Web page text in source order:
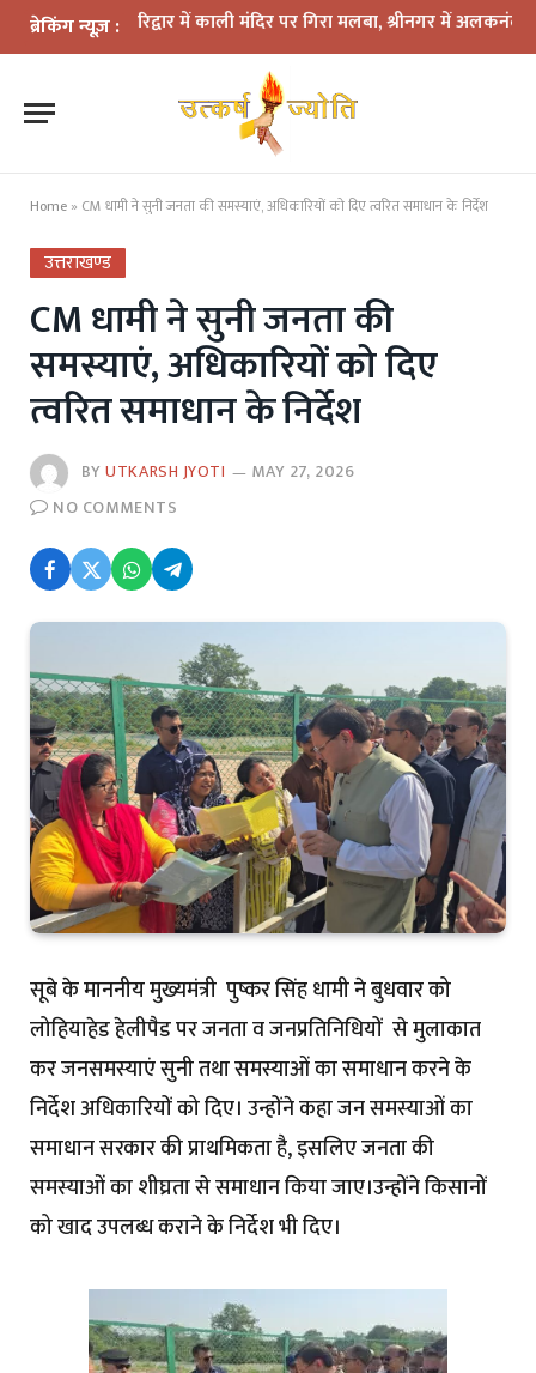
ब्रेकिंग न्यूज़ :
कहर: हरिद्वार में काली मंदिर पर गिरा मलबा, श्रीनगर में अलकनंदा का
Home » CM धामी ने सुनी जनता की समस्याएं, अधिकारियों को दिए त्वरित समाधान के निर्देश
उत्तराखण्ड
CM धामी ने सुनी जनता की
समस्याएं, अधिकारियों को दिए
त्वरित समाधान के निर्देश
BYUTKARSH JYOTI
MAY 27, 2026
NO COMMENTS
सूबे के माननीय मुख्यमंत्री पुष्कर सिंह धामी ने बुधवार को
लोहियाहेड हेलीपैड पर जनता व जनप्रतिनिधियों से मुलाकात
कर जनसमस्याएं सुनी तथा समस्याओं का समाधान करने के
निर्देश अधिकारियों को दिए। उन्होंने कहा जन समस्याओं का
समाधान सरकार की प्राथमिकता है, इसलिए जनता की
समस्याओं का शीघ्रता से समाधान किया जाए।उन्होंने किसानों
को खाद उपलब्ध कराने के निर्देश भी दिए।